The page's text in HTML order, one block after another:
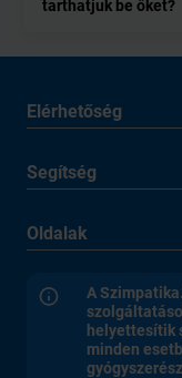
tarthatjuk be őket?
Elérhetőség
Segítség
Oldalak
A
helyettesítik
minden